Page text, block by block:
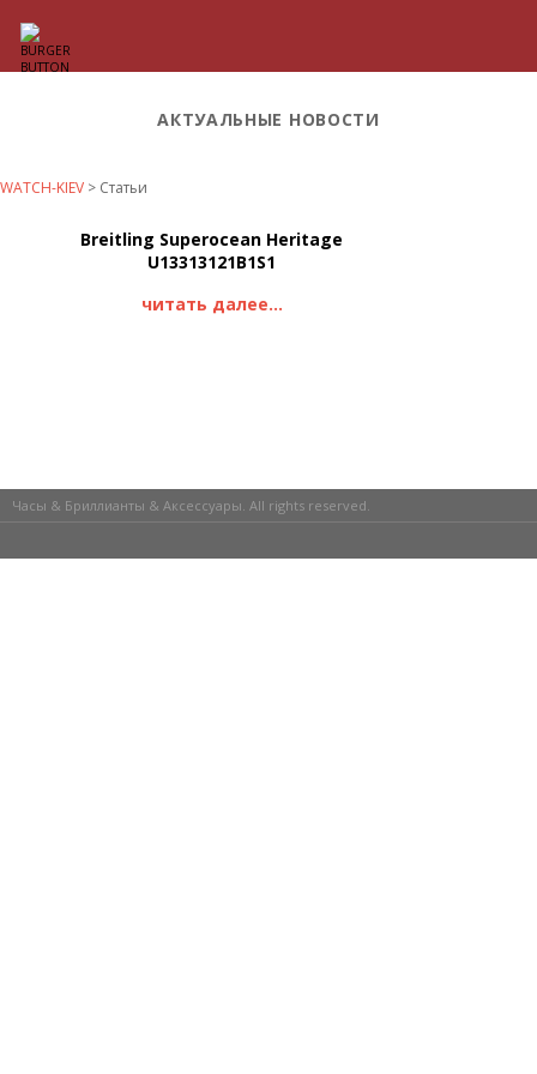
АКТУАЛЬНЫЕ НОВОСТИ
WATCH-KIEV > Статьи
Breitling Superocean Heritage
U13313121B1S1
читать далее...
Часы & Бриллианты & Аксессуары. All rights reserved.